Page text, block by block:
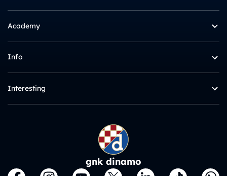
Academy
Info
Interesting
gnk dinamo